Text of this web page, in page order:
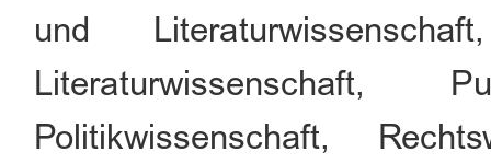
und
Literaturwissenschaft,
Politikwissenschaft,